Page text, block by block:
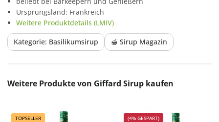
Ursprungsland: Frankreich
Weitere Produktdetails (LMIV)
Kategorie: Basilikumsirup 🍯 Sirup Magazin
Produktgalerie überspringen
Weitere Produkte von Giffard Sirup kaufen
TOPSELLER
(4% GESPART)